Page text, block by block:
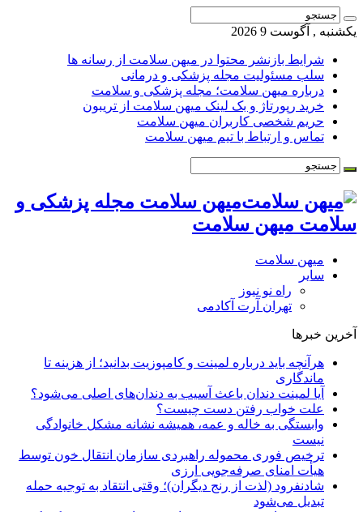
یکشنبه , آگوست 9 2026
شرایط بازنشر محتوا در میهن سلامت از رسانه ها
سلب مسئولیت مجله پزشکی و درمانی
درباره میهن سلامت؛ مجله پزشکی و سلامت
خرید رپورتاژ و بک لینک میهن سلامت از تریبون
حریم شخصی کاربران میهن سلامت
تماس و ارتباط با تیم میهن سلامت
میهن سلامت مجله پزشکی و
سلامت میهن سلامت
میهن سلامت
سایر
راه نو نیوز
تهران آرت آکادمی
آخرین خبرها
هرآنچه باید درباره لمینت و کامپوزیت بدانید؛ از هزینه تا
ماندگاری
آیا لمینت دندان باعث آسیب به دندان‌های اصلی می‌شود؟
علت خواب رفتن دست چیست؟
وابستگی به خاله و عمه، همیشه نشانه مشکل خانوادگی
نیست
ترخیص فوری محموله راهبردی سازمان انتقال خون توسط
هیأت امنای صرفه‌جویی ارزی
شادنفرود (لذت از رنج دیگران)؛ وقتی انتقاد به توجیه حمله
تبدیل می‌شود